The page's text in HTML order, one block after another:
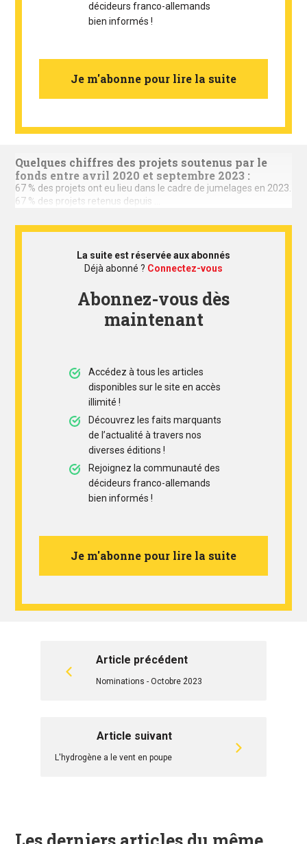
décideurs franco-allemands
bien informés !
Je m'abonne pour lire la suite
Quelques chiffres des projets soutenus par le
fonds entre avril 2020 et septembre 2023 :
67 % des projets ont eu lieu dans le cadre de jumelages en 2023.
67 % des projets retenus depuis ...
La suite est réservée aux abonnés
Déjà abonné ? Connectez-vous
Abonnez-vous dès
maintenant
Accédez à tous les articles
disponibles sur le site en accès
illimité !
Découvrez les faits marquants
de l’actualité à travers nos
diverses éditions !
Rejoignez la communauté des
décideurs franco-allemands
bien informés !
Je m'abonne pour lire la suite
Article précédent
Nominations - Octobre 2023
Article suivant
L'hydrogène a le vent en poupe